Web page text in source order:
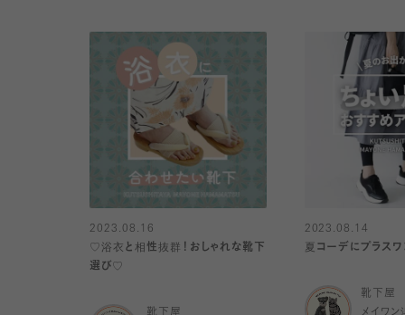
2023.08.16
♡浴衣と相性抜群！おしゃれな靴下
選び♡
2023.08.14
夏コーデにプラス
靴下屋